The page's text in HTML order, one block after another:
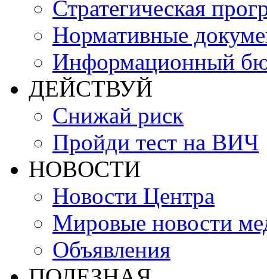
Стратегическая
Нормативные
Информационный
ДЕЙСТВУЙ
Снижай риск
Пройди тест на ВИЧ
НОВОСТИ
Новости Центра
Мировые новости
Объявления